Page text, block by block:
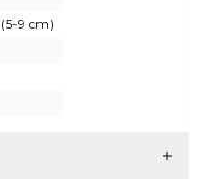
9 cm)